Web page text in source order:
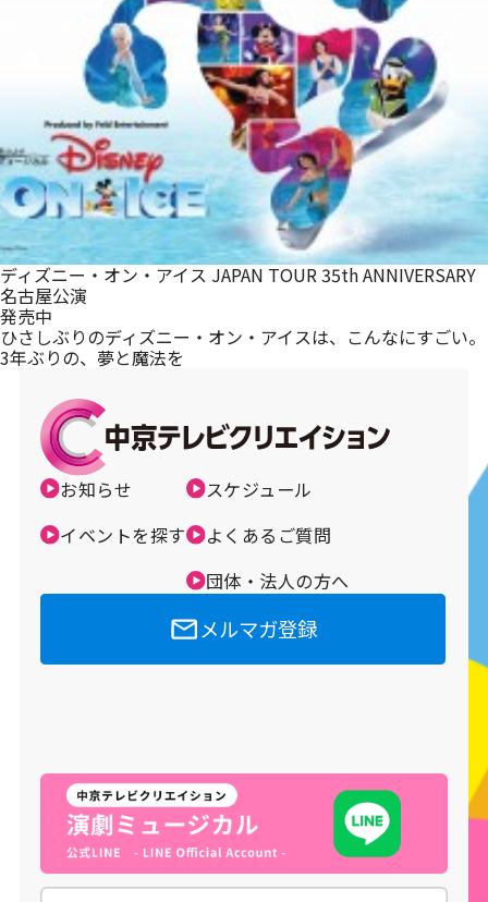
ディズニー・オン・アイス JAPAN TOUR 35th ANNIVERSARY
名古屋公演
発売中
ひさしぶりのディズニー・オン・アイスは、こんなにすごい。
3年ぶりの、夢と魔法を
お知らせ
イベントを探す
スケジュール
よくあるご質問
団体・法人の方へ
メルマガ登録